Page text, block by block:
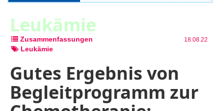
Leukämie
Zusammenfassungen 18.08.22
Leukämie
Gutes Ergebnis von
Begleitprogramm zur